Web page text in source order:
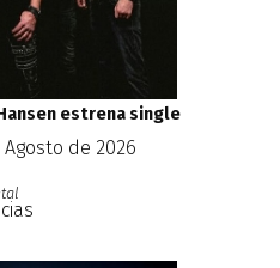
estrena single
de 2026